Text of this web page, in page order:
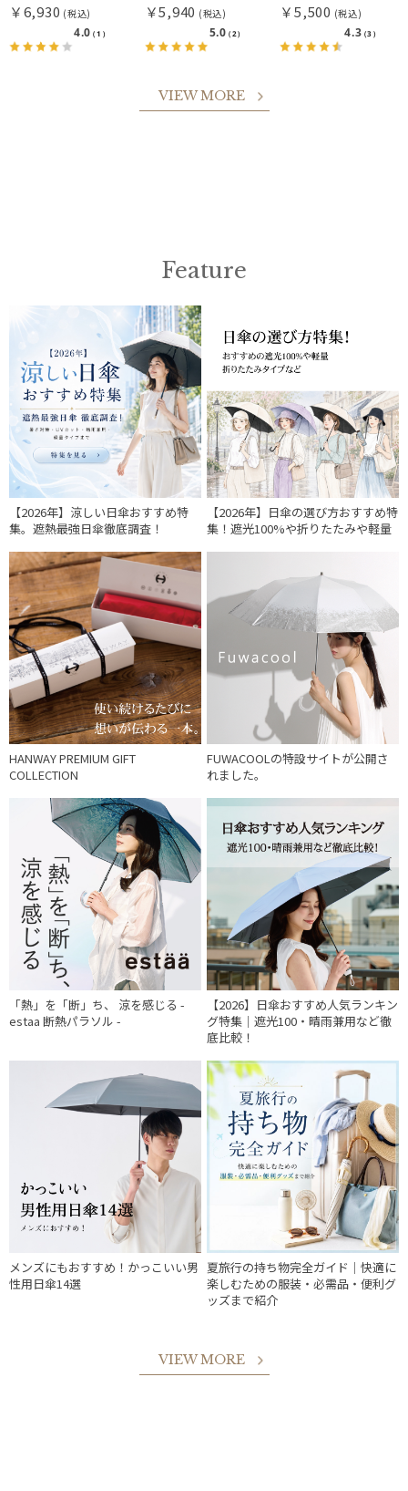
￥6,930 (税込)
4.0（1）
￥5,940 (税込)
5.0（2）
￥5,500 (税込)
4.3（3）
VIEW MORE
Feature
【2026年】涼しい日傘おすすめ特
集。遮熱最強日傘徹底調査！
【2026年】日傘の選び方おすすめ特
集！遮光100%や折りたたみや軽量
HANWAY PREMIUM GIFT
COLLECTION
FUWACOOLの特設サイトが公開さ
れました。
「熱」を「断」ち、 涼を感じる -
estaa 断熱パラソル -
【2026】日傘おすすめ人気ランキン
グ特集｜遮光100・晴雨兼用など徹
底比較！
メンズにもおすすめ！かっこいい男
性用日傘14選
夏旅行の持ち物完全ガイド｜快適に
楽しむための服装・必需品・便利グ
ッズまで紹介
VIEW MORE